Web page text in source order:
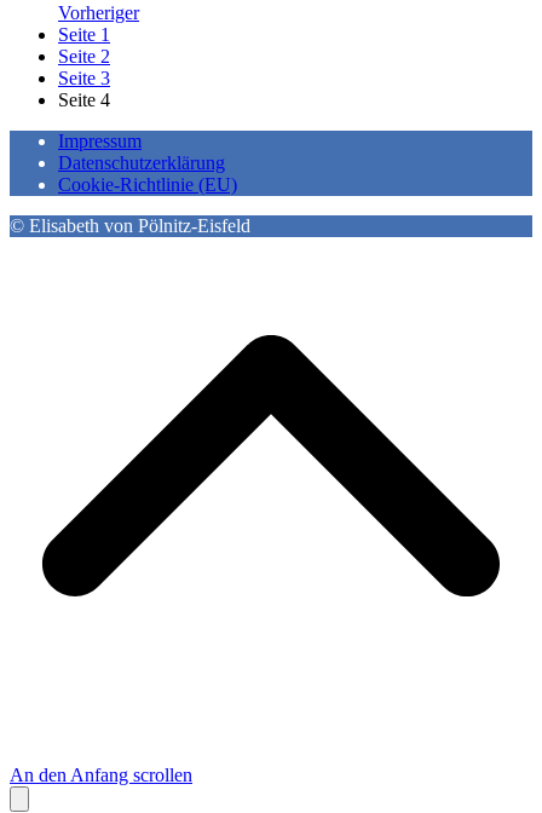
Vorheriger
Seite 1
Seite 2
Seite 3
Seite 4
Impressum
Datenschutzerklärung
Cookie-Richtlinie (EU)
© Elisabeth von Pölnitz-Eisfeld
An den Anfang scrollen